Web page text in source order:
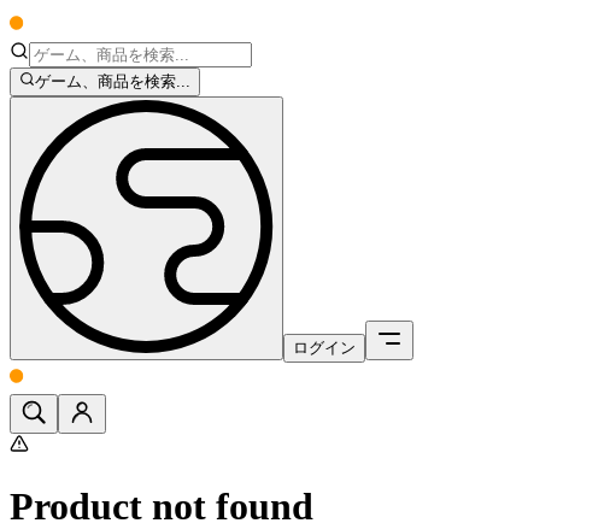
ゲーム、商品を検索...
ログイン
Product not found